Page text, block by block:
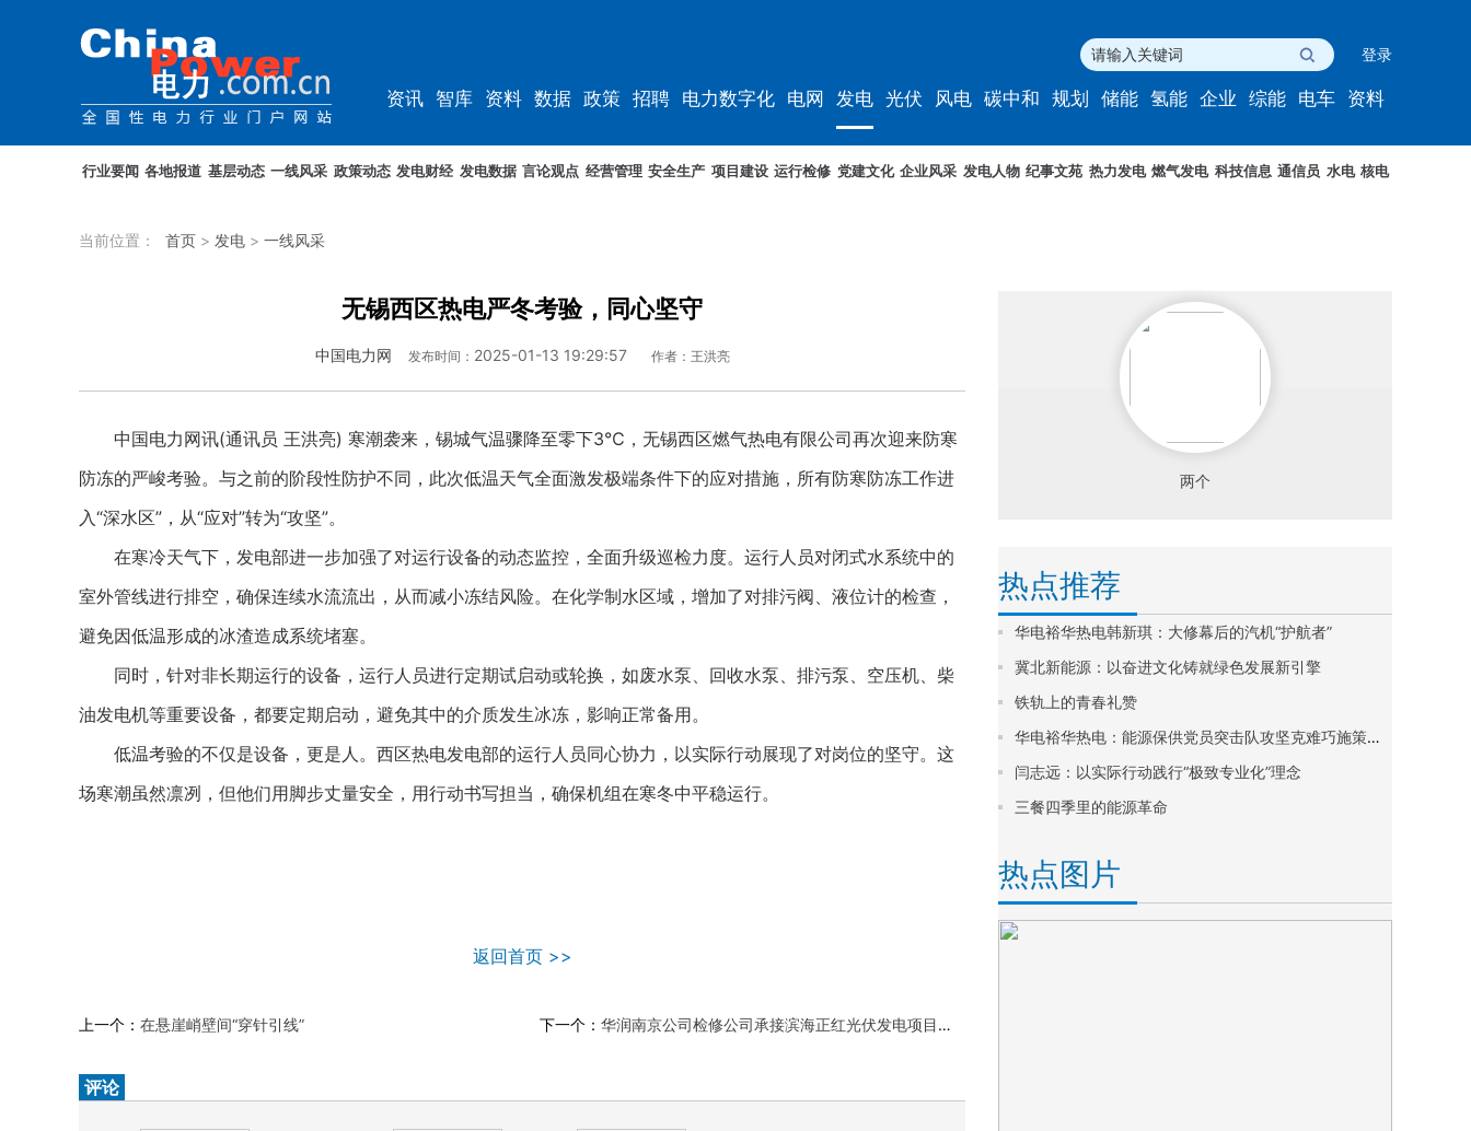
登录
资讯 智库 资料 数据 政策 招聘 电力数字化 电网 发电 光伏 风电 碳中和 规划 储能 氢能 企业 综能 电车 资料
行业要闻 各地报道 基层动态 一线风采 政策动态 发电财经 发电数据 言论观点 经营管理 安全生产 项目建设 运行检修 党建文化 企业风采 发电人物 纪事文苑 热力发电 燃气发电 科技信息 通信员 水电 核电
当前位置： 首页 > 发电 > 一线风采
无锡西区热电严冬考验，同心坚守
中国电力网 发布时间： 2025-01-13 19:29:57 作者：王洪亮
中国电力网讯(通讯员 王洪亮) 寒潮袭来，锡城气温骤降至零下3℃，无锡西区燃气热电有限公司再次迎来防寒
防冻的严峻考验。与之前的阶段性防护不同，此次低温天气全面激发极端条件下的应对措施，所有防寒防冻工作进
入“深水区”，从“应对”转为“攻坚”。
在寒冷天气下，发电部进一步加强了对运行设备的动态监控，全面升级巡检力度。运行人员对闭式水系统中的
室外管线进行排空，确保连续水流流出，从而减小冻结风险。在化学制水区域，增加了对排污阀、液位计的检查，
避免因低温形成的冰渣造成系统堵塞。
同时，针对非长期运行的设备，运行人员进行定期试启动或轮换，如废水泵、回收水泵、排污泵、空压机、柴
油发电机等重要设备，都要定期启动，避免其中的介质发生冰冻，影响正常备用。
低温考验的不仅是设备，更是人。西区热电发电部的运行人员同心协力，以实际行动展现了对岗位的坚守。这
场寒潮虽然凛冽，但他们用脚步丈量安全，用行动书写担当，确保机组在寒冬中平稳运行。
返回首页 >>
上一个： 在悬崖峭壁间“穿针引线” 下一个：华润南京公司检修公司承接滨海正红光伏发电项目运维服务
评论
两个
热点推荐
华电裕华热电韩新琪：大修幕后的汽机“护航者”
冀北新能源：以奋进文化铸就绿色发展新引擎
铁轨上的青春礼赞
华电裕华热电：能源保供党员突击队攻坚克难巧施策，聚焦板结解难题
闫志远：以实际行动践行“极致专业化”理念
三餐四季里的能源革命
热点图片